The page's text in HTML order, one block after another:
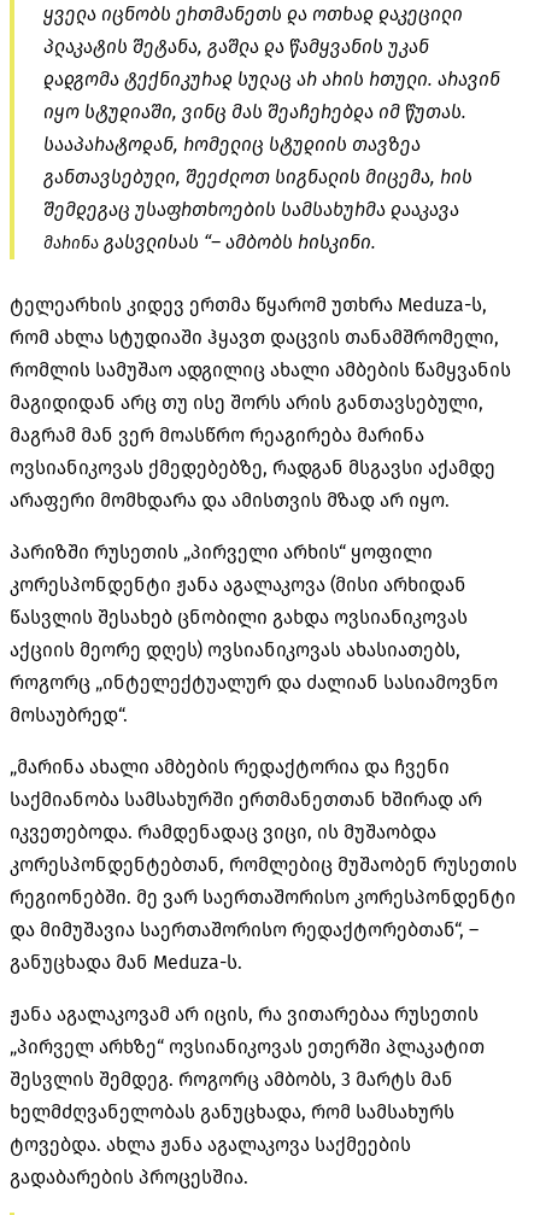
ყველა იცნობს ერთმანეთს და ოთხად დაკეცილი
პლაკატის შეტანა, გაშლა და წამყვანის უკან
დადგომა ტექნიკურად სულაც არ არის რთული. არავინ
იყო სტუდიაში, ვინც მას შეაჩერებდა იმ წუთას.
სააპარატოდან, რომელიც სტუდიის თავზეა
განთავსებული, შეეძლოთ სიგნალის მიცემა, რის
შემდეგაც უსაფრთხოების სამსახურმა დააკავა
მარინა გასვლისას “– ამბობს რისკინი.
ტელეარხის კიდევ ერთმა წყარომ უთხრა Meduza-ს,
რომ ახლა სტუდიაში ჰყავთ დაცვის თანამშრომელი,
რომლის სამუშაო ადგილიც ახალი ამბების წამყვანის
მაგიდიდან არც თუ ისე შორს არის განთავსებული,
მაგრამ მან ვერ მოასწრო რეაგირება მარინა
ოვსიანიკოვას ქმედებებზე, რადგან მსგავსი აქამდე
არაფერი მომხდარა და ამისთვის მზად არ იყო.
პარიზში რუსეთის „პირველი არხის“ ყოფილი
კორესპონდენტი ჟანა აგალაკოვა (მისი არხიდან
წასვლის შესახებ ცნობილი გახდა ოვსიანიკოვას
აქციის მეორე დღეს) ოვსიანიკოვას ახასიათებს,
როგორც „ინტელექტუალურ და ძალიან სასიამოვნო
მოსაუბრედ“.
„მარინა ახალი ამბების რედაქტორია და ჩვენი
საქმიანობა სამსახურში ერთმანეთთან ხშირად არ
იკვეთებოდა. რამდენადაც ვიცი, ის მუშაობდა
კორესპონდენტებთან, რომლებიც მუშაობენ რუსეთის
რეგიონებში. მე ვარ საერთაშორისო კორესპონდენტი
და მიმუშავია საერთაშორისო რედაქტორებთან“, –
განუცხადა მან Meduza-ს.
ჟანა აგალაკოვამ არ იცის, რა ვითარებაა რუსეთის
„პირველ არხზე“ ოვსიანიკოვას ეთერში პლაკატით
შესვლის შემდეგ. როგორც ამბობს, 3 მარტს მან
ხელმძღვანელობას განუცხადა, რომ სამსახურს
ტოვებდა. ახლა ჟანა აგალაკოვა საქმეების
გადაბარების პროცესშია.